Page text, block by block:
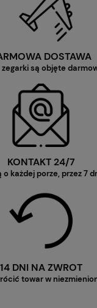
DOSTAWA
są objęte
KONTAKT 24/7
o każdej porze, przez 7
14 DNI NA ZWROT
towar w